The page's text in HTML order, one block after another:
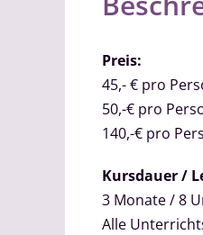
Preis:
45,- € pro
50,-€ pro
140,-€ pro
Kursdauer /
3 Monate / 8
Alle